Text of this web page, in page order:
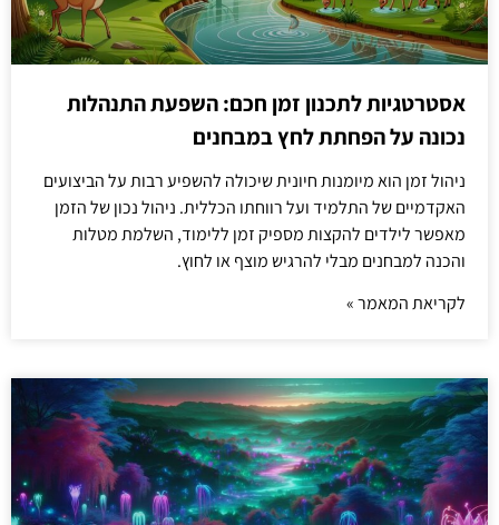
אסטרטגיות לתכנון זמן חכם: השפעת התנהלות
נכונה על הפחתת לחץ במבחנים
ניהול זמן הוא מיומנות חיונית שיכולה להשפיע רבות על הביצועים
האקדמיים של התלמיד ועל רווחתו הכללית. ניהול נכון של הזמן
מאפשר לילדים להקצות מספיק זמן ללימוד, השלמת מטלות
והכנה למבחנים מבלי להרגיש מוצף או לחוץ.
לקריאת המאמר »